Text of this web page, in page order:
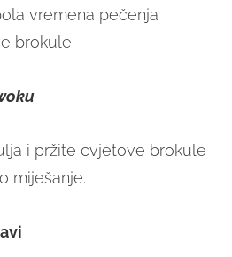
vremena pečenja
brokule.
i pržite cvjetove brokule
miješanje.